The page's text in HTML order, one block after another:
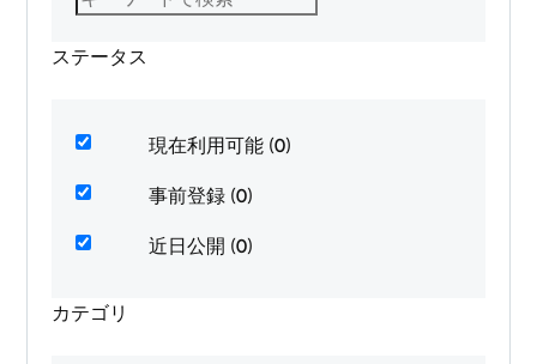
ステータス
現在利用可能 (0)
事前登録 (0)
近日公開 (0)
カテゴリ